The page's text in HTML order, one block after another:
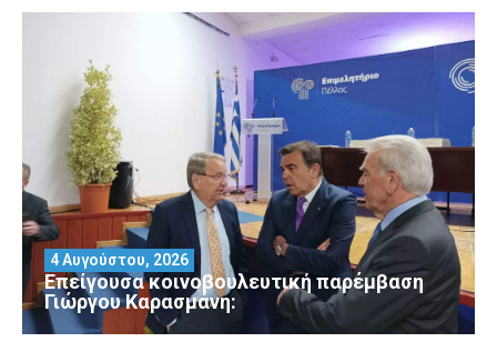
Επείγουσα κοινοβουλευτική παρέμβαση
Γιώργου Καρασμάνη:
4 Αυγούστου, 2026